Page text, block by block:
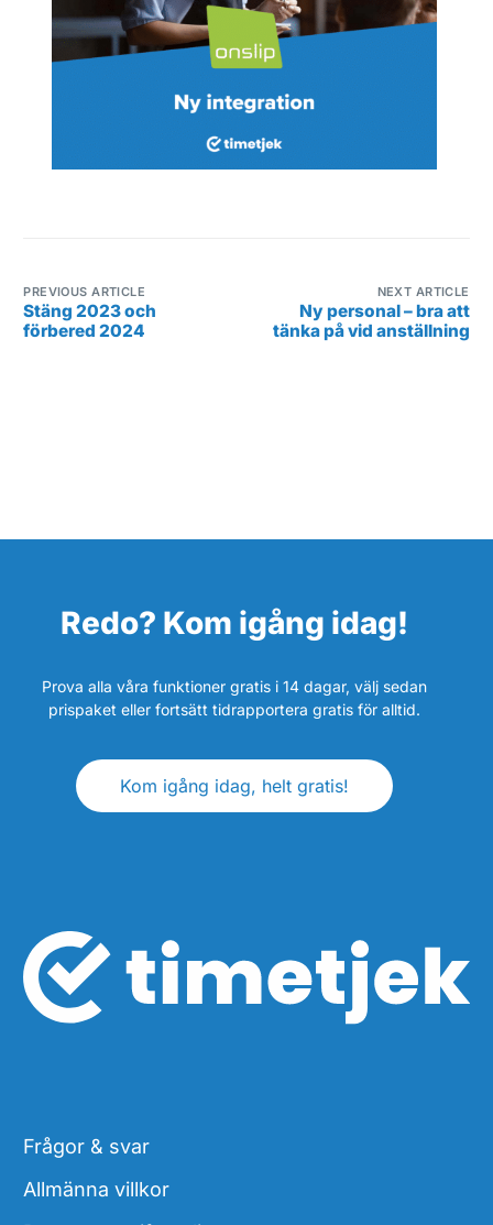
PREVIOUS ARTICLE
Stäng 2023 och
förbered 2024
NEXT ARTICLE
Ny personal – bra att
tänka på vid anställning
Redo? Kom igång idag!
Prova alla våra funktioner gratis i 14 dagar, välj sedan
prispaket eller fortsätt tidrapportera gratis för alltid.
Kom igång idag, helt gratis!
Frågor & svar
Allmänna villkor